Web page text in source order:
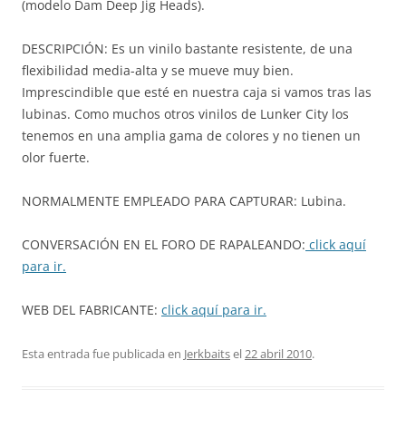
(modelo Dam Deep Jig Heads).
DESCRIPCIÓN: Es un vinilo bastante resistente, de una
flexibilidad media-alta y se mueve muy bien.
Imprescindible que esté en nuestra caja si vamos tras las
lubinas. Como muchos otros vinilos de Lunker City los
tenemos en una amplia gama de colores y no tienen un
olor fuerte.
NORMALMENTE EMPLEADO PARA CAPTURAR: Lubina.
CONVERSACIÓN EN EL FORO DE RAPALEANDO: click aquí
para ir.
WEB DEL FABRICANTE: click aquí para ir.
Esta entrada fue publicada en Jerkbaitsel22 abril 2010.